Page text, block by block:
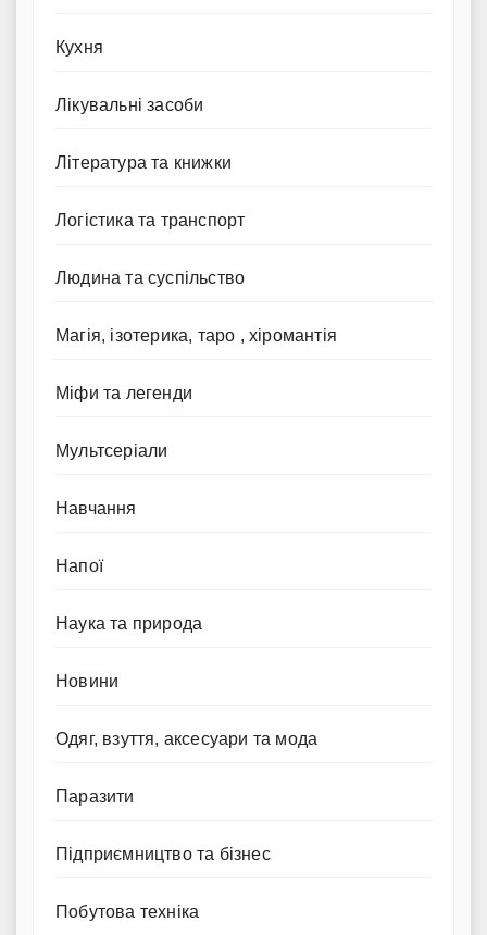
Кухня
Лікувальні засоби
Література та книжки
Логістика та транспорт
Людина та суспільство
Магія, ізотерика, таро , хіромантія
Міфи та легенди
Мультсеріали
Навчання
Напої
Наука та природа
Новини
Одяг, взуття, аксесуари та мода
Паразити
Підприємництво та бізнес
Побутова техніка